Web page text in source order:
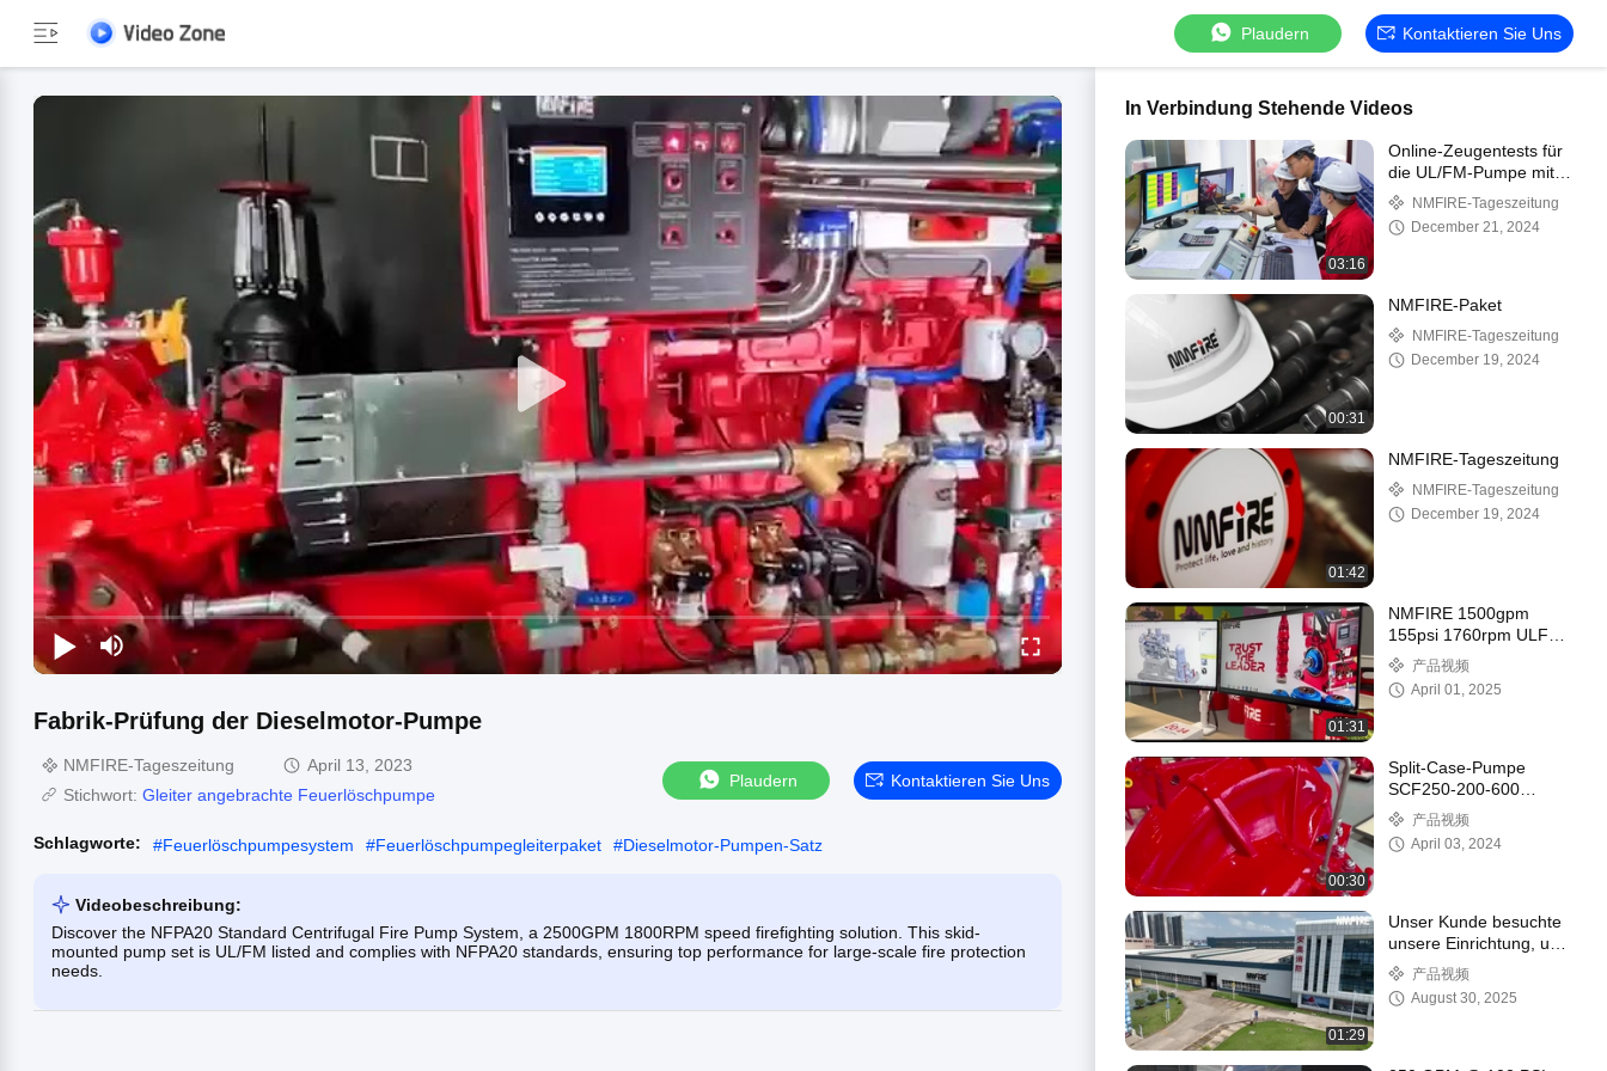
Plaudern Kontaktieren Sie Uns
Fabrik-Prüfung der Dieselmotor-Pumpe
NMFIRE-Tageszeitung
April 13, 2023
Stichwort: Gleiter angebrachte Feuerlöschpumpe
Plaudern Kontaktieren Sie Uns
Schlagworte: #Feuerlöschpumpesystem #Feuerlöschpumpegleiterpaket #Dieselmotor-Pumpen-Satz
Videobeschreibung:
Discover the NFPA20 Standard Centrifugal Fire Pump System, a 2500GPM 1800RPM speed firefighting solution. This skid-
mounted pump set is UL/FM listed and complies with NFPA20 standards, ensuring top performance for large-scale fire protection
needs.
In Verbindung Stehende Videos
03:16
Online-Zeugentests für
die UL/FM-Pumpe mit
Dieselmotor 2000 gpm
NMFIRE-Tageszeitung
December 21, 2024
00:31
NMFIRE-Paket
NMFIRE-Tageszeitung
December 19, 2024
01:42
NMFIRE-Tageszeitung
NMFIRE-Tageszeitung
December 19, 2024
01:31
NMFIRE 1500gpm
155psi 1760rpm ULFM
Dieselgetriebene
vertikale
Turbinenfeuerpumpe
产品视频
April 01, 2025
00:30
Split-Case-Pumpe
SCF250-200-600
4000gpm 175psi @
1480rpm
产品视频
April 03, 2024
01:29
Unser Kunde besuchte
unsere Einrichtung, um
die Prüfung eines
UL/FM-zertifizierten
2000 GPM-Systems zu
产品视频
August 30, 2025